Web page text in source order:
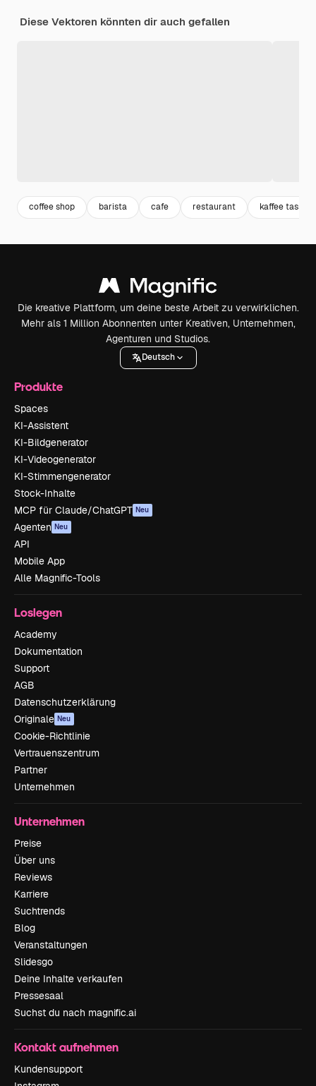
Diese Vektoren könnten dir auch gefallen
coffee shop barista cafe restaurant kaffee tasse
Die kreative Plattform, um deine beste Arbeit zu verwirklichen.
Mehr als 1 Million Abonnenten unter Kreativen, Unternehmen,
Agenturen und Studios.
Deutsch
Produkte
Spaces
KI-Assistent
KI-Bildgenerator
KI-Videogenerator
KI-Stimmengenerator
Stock-Inhalte
MCP für Claude/ChatGPT Neu
Agenten Neu
API
Mobile App
Alle Magnific-Tools
Loslegen
Academy
Dokumentation
Support
AGB
Datenschutzerklärung
Originale Neu
Cookie-Richtlinie
Vertrauenszentrum
Partner
Unternehmen
Unternehmen
Preise
Über uns
Reviews
Karriere
Suchtrends
Blog
Veranstaltungen
Slidesgo
Deine Inhalte verkaufen
Pressesaal
Suchst du nach magnific.ai
Kontakt aufnehmen
Kundensupport